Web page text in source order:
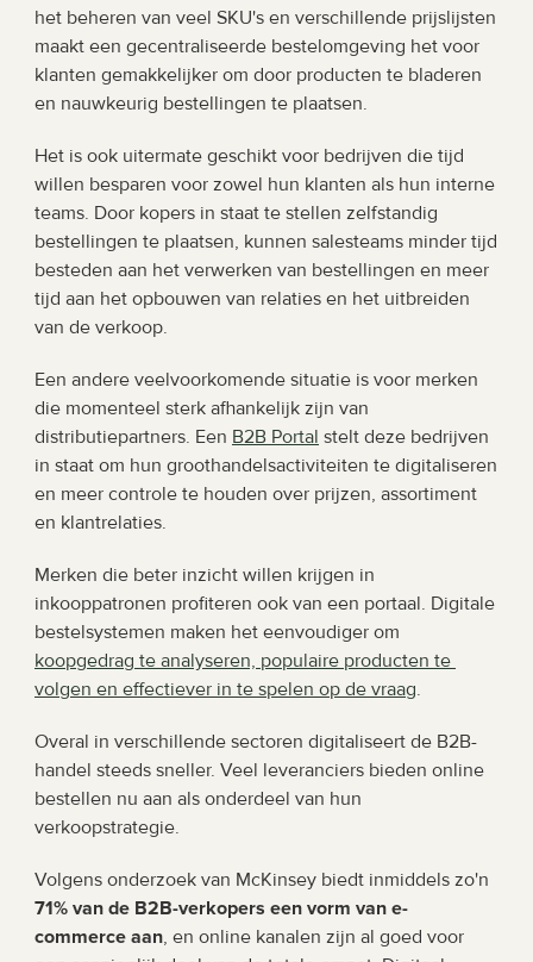
het beheren van veel SKU's en verschillende prijslijsten
maakt een gecentraliseerde bestelomgeving het voor
klanten gemakkelijker om door producten te bladeren
en nauwkeurig bestellingen te plaatsen.
Het is ook uitermate geschikt voor bedrijven die tijd
willen besparen voor zowel hun klanten als hun interne
teams. Door kopers in staat te stellen zelfstandig
bestellingen te plaatsen, kunnen salesteams minder tijd
besteden aan het verwerken van bestellingen en meer
tijd aan het opbouwen van relaties en het uitbreiden
van de verkoop.
Een andere veelvoorkomende situatie is voor merken
die momenteel sterk afhankelijk zijn van
distributiepartners. Een B2B Portal stelt deze bedrijven
in staat om hun groothandelsactiviteiten te digitaliseren
en meer controle te houden over prijzen, assortiment
en klantrelaties.
Merken die beter inzicht willen krijgen in
inkooppatronen profiteren ook van een portaal. Digitale
koopgedrag te analyseren, populaire producten te
volgen en effectiever in te spelen op de vraag.
Overal in verschillende sectoren digitaliseert de B2B-
handel steeds sneller. Veel leveranciers bieden online
bestellen nu aan als onderdeel van hun
verkoopstrategie.
71% van de B2B-verkopers een vorm van e-
commerce aan, en online kanalen zijn al goed voor